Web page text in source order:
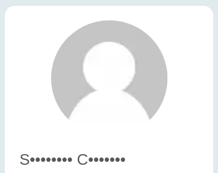
S•••••••• C•••••••